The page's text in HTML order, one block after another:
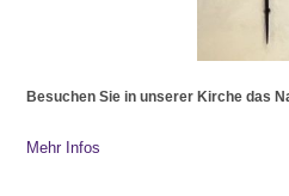
Besuchen Sie in unserer Kirche das
Mehr Infos